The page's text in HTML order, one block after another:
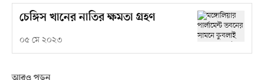
চেঙ্গিস খানের নাতির ক্ষমতা গ্রহণ
০৫ মে ২০২৩